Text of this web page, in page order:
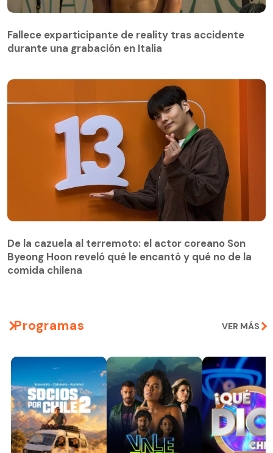
Fallece exparticipante de reality tras accidente
durante una grabación en Italia
De la cazuela al terremoto: el actor coreano Son
Byeong Hoon reveló qué le encantó y qué no de la
comida chilena
Programas VER MÁS